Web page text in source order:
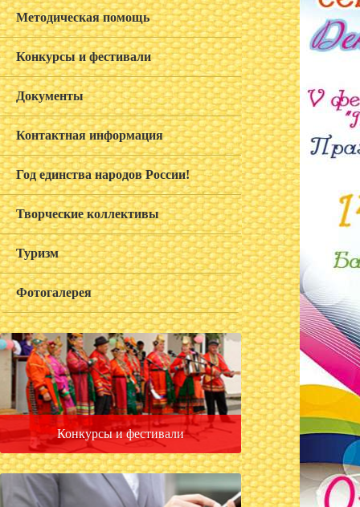
Методическая помощь
Конкурсы и фестивали
Документы
Контактная информация
Год единства народов России!
Творческие коллективы
Туризм
Фотогалерея
Конкурсы и фестивали